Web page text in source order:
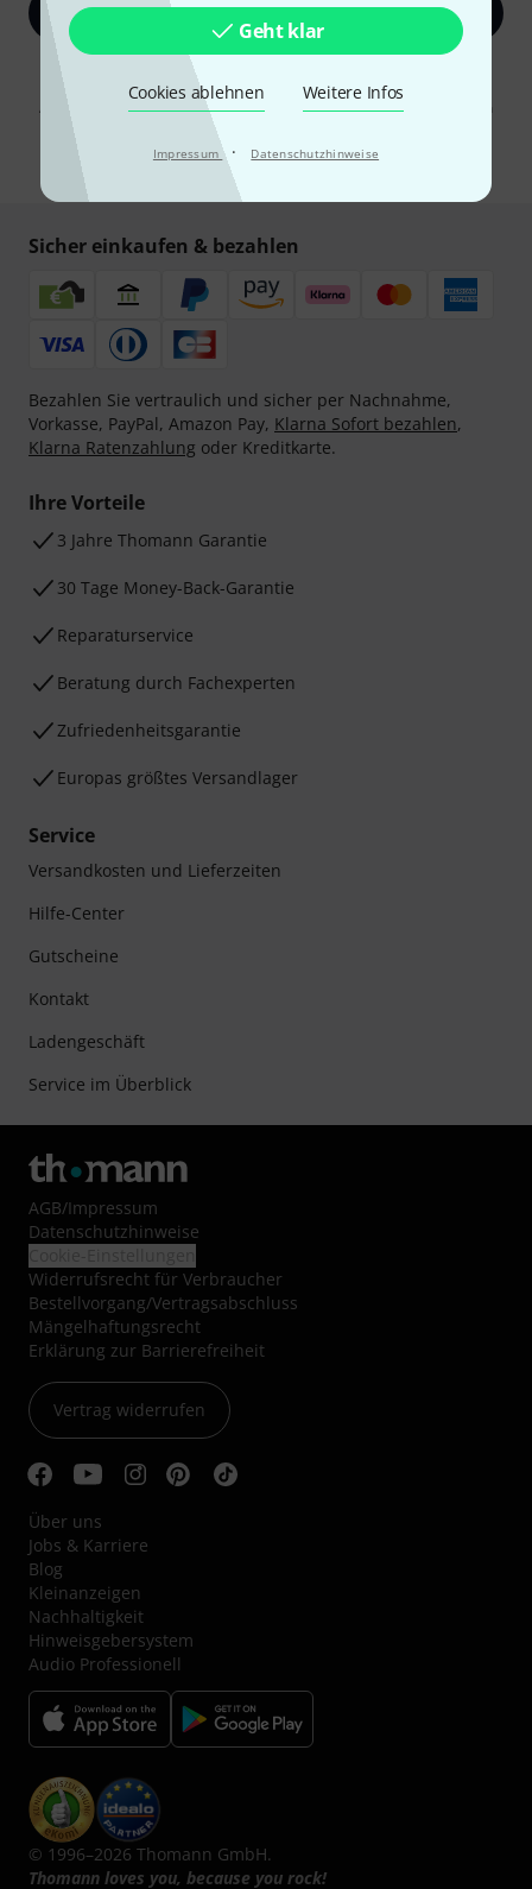
Geht klar
Cookies ablehnen Weitere Infos
Impressum · Datenschutzhinweise
Jetzt anmelden
Mit Klick auf „Jetzt anmelden“ stimmen Sie dem Erhalt von E-Mail-
Werbung und einer Messung des E-Mail-Nutzungsverhaltens zu. Die
Abmeldung ist jederzeit möglich. Weitere Informationen finden Sie in
unseren
* Pflichtfeld
Sicher einkaufen & bezahlen
Bezahlen Sie vertraulich und sicher per Nachnahme,
Vorkasse, PayPal, Amazon Pay, Klarna Sofort bezahlen,
Klarna Ratenzahlung oder Kreditkarte.
Ihre Vorteile
3 Jahre Thomann Garantie
30 Tage Money-Back-Garantie
Reparaturservice
Beratung durch Fachexperten
Zufriedenheitsgarantie
Europas größtes Versandlager
Service
Versandkosten und Lieferzeiten
Hilfe-Center
Gutscheine
Kontakt
Ladengeschäft
Service im Überblick
AGB/Impressum
Datenschutzhinweise
Widerrufsrecht für Verbraucher
Bestellvorgang/Vertragsabschluss
Mängelhaftungsrecht
Erklärung zur Barrierefreiheit
Vertrag widerrufen
Über uns
Jobs & Karriere
Blog
Kleinanzeigen
Nachhaltigkeit
Hinweisgebersystem
Audio Professionell
© 1996–2026 Thomann GmbH.
Thomann loves you, because you rock!